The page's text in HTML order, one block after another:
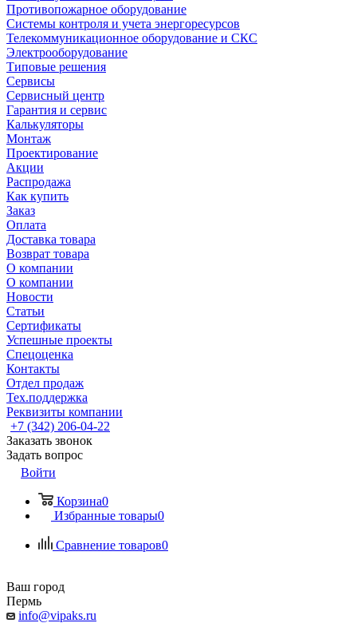
Противопожарное оборудование
Системы контроля и учета энергоресурсов
Телекоммуникационное оборудование и СКС
Электрооборудование
Типовые решения
Сервисы
Сервисный центр
Гарантия и сервис
Калькуляторы
Монтаж
Проектирование
Акции
Распродажа
Как купить
Заказ
Оплата
Доставка товара
Возврат товара
О компании
О компании
Новости
Статьи
Сертификаты
Успешные проекты
Спецоценка
Контакты
Отдел продаж
Тех.поддержка
Реквизиты компании
+7 (342) 206-04-22
Заказать звонок
Задать вопрос
Войти
Корзина0
Избранные товары0
Сравнение товаров0
Ваш город
Пермь
info@vipaks.ru